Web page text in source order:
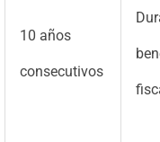
10 años
consecutivos